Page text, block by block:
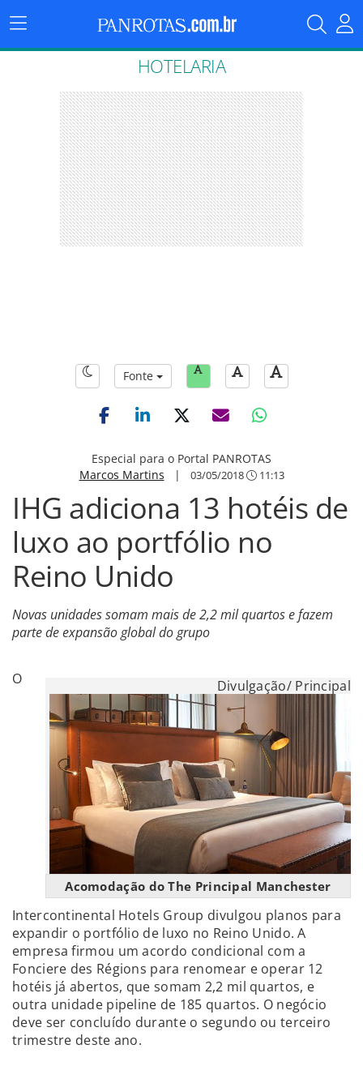
Menu
Principal
HOTELARIA
Fonte
Especial para o Portal PANROTAS
Marcos Martins | 03/05/2018 11:13
IHG adiciona 13 hotéis de
luxo ao portfólio no
Reino Unido
Novas unidades somam mais de 2,2 mil quartos e fazem
parte de expansão global do grupo
Divulgação/ Principal
Acomodação do The Principal Manchester
O
Intercontinental Hotels Group divulgou planos para
expandir o portfólio de luxo no Reino Unido. A
empresa firmou um acordo condicional com a
Fonciere des Régions para renomear e operar 12
hotéis já abertos, que somam 2,2 mil quartos, e
outra unidade pipeline de 185 quartos. O negócio
deve ser concluído durante o segundo ou terceiro
trimestre deste ano.